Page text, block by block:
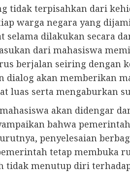
tidak terpisahkan dari
warga negara yang
dilakukan secara
dari mahasiswa
berjalan seiring dengan
dialog akan memberikan
luas serta mengaburkan
akan didengar
bahwa
penyelesaian
tetap membuka
tidak menutup diri